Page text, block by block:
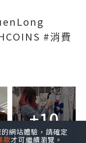
#消費
+10
網站體驗，請確定
款才可繼續瀏覽。